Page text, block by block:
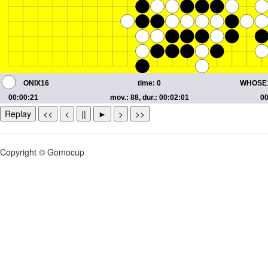
Replay << < || ► > >>
Copyright © Gomocup